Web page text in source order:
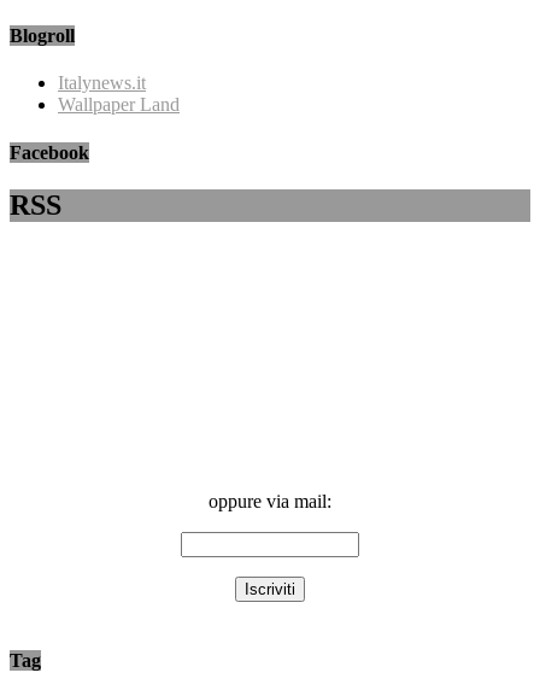
Blogroll
Italynews.it
Wallpaper Land
Facebook
RSS
oppure via mail:
Tag